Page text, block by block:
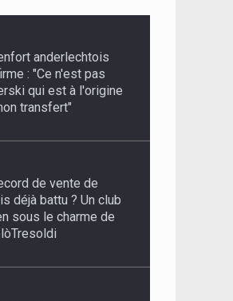
anderlechtois
: "Ce n'est pas
qui est à l'origine
transfert"
de vente de
déjà battu ? Un club
sous le charme de